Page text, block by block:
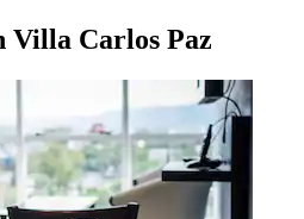
Villa Carlos Paz